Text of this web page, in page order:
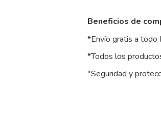
Beneficios de
*Envío gratis a todo
*Todos los
*Seguridad y